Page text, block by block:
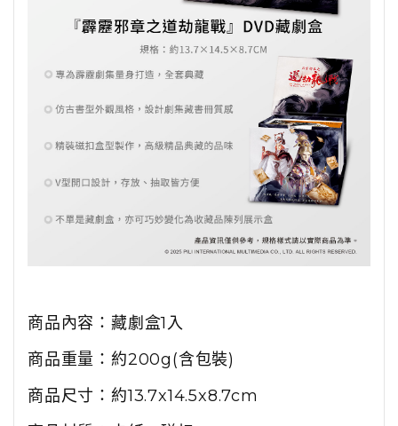
商品內容： 藏劇盒1入
商品重量：約200g(含包裝)
商品尺寸：約13.7x14.5x8.7cm